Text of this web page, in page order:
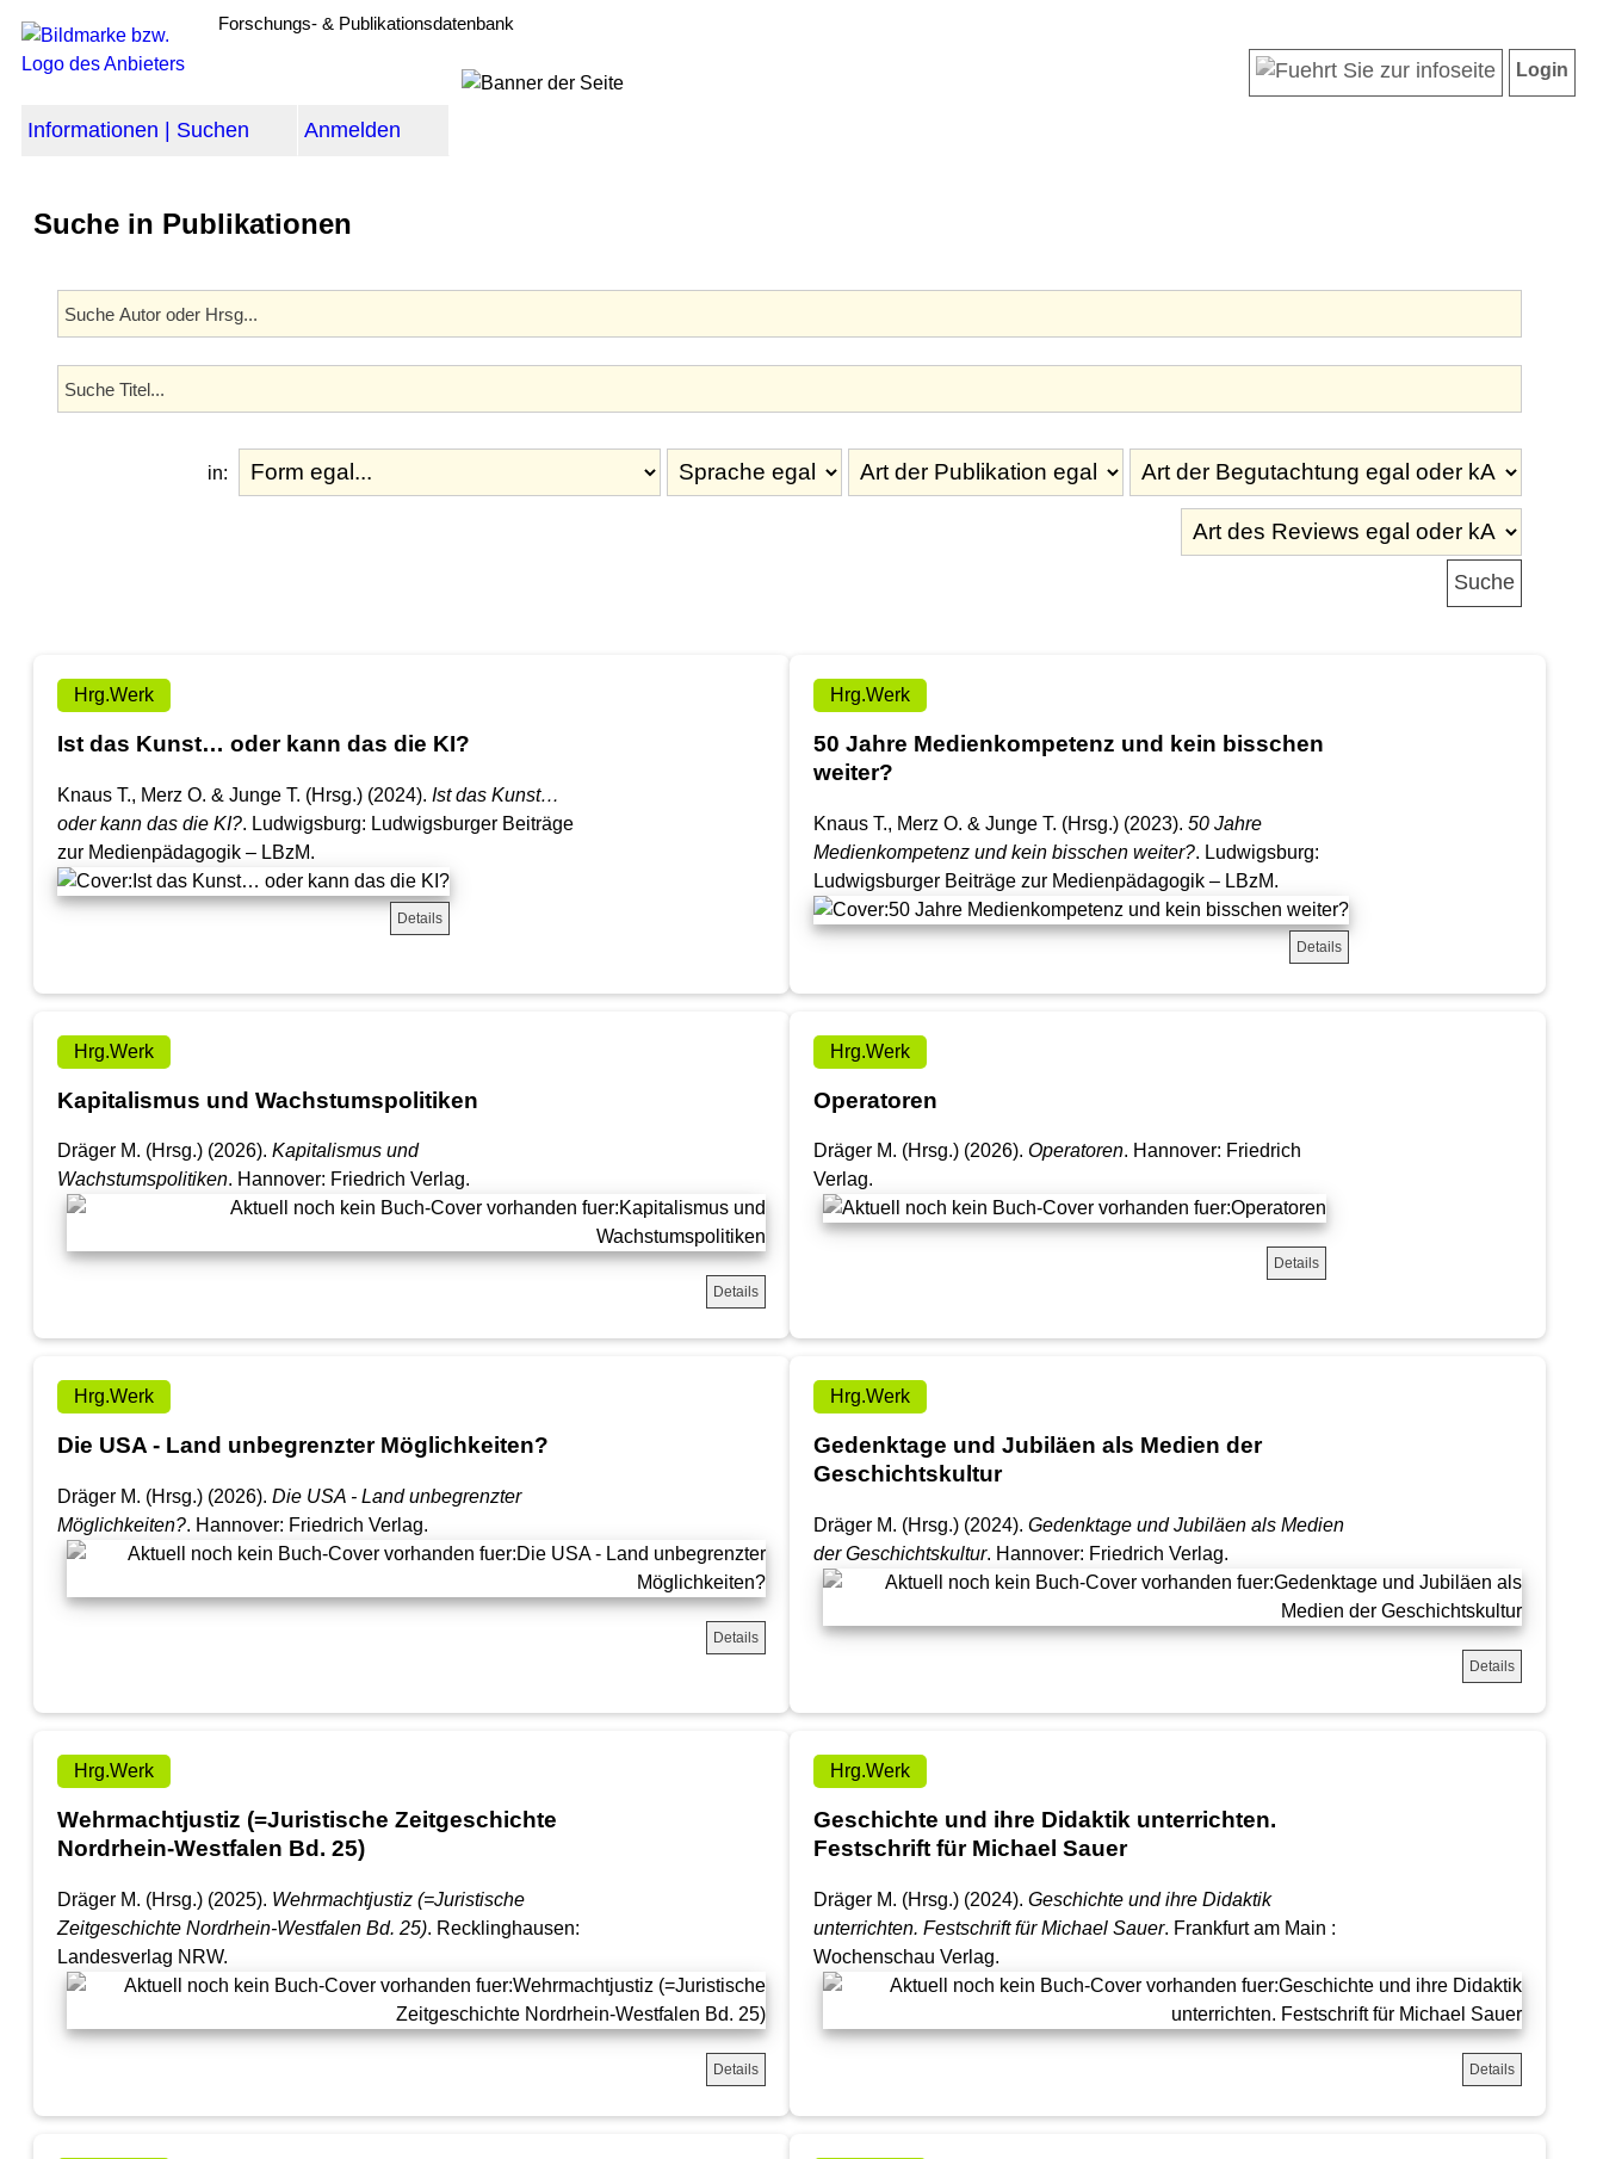
Forschungs- & Publikationsdatenbank
Informationen | Suchen Anmelden
Login
Suche in Publikationen
in:
Hrg.Werk
Ist das Kunst… oder kann das die KI?
Knaus T., Merz O. & Junge T. (Hrsg.) (2024). Ist das Kunst…
oder kann das die KI?. Ludwigsburg: Ludwigsburger Beiträge
zur Medienpädagogik – LBzM.
Details
Hrg.Werk
50 Jahre Medienkompetenz und kein bisschen
weiter?
Knaus T., Merz O. & Junge T. (Hrsg.) (2023). 50 Jahre
Medienkompetenz und kein bisschen weiter?. Ludwigsburg:
Ludwigsburger Beiträge zur Medienpädagogik – LBzM.
Details
Hrg.Werk
Kapitalismus und Wachstumspolitiken
Dräger M. (Hrsg.) (2026). Kapitalismus und
Wachstumspolitiken. Hannover: Friedrich Verlag.
Details
Hrg.Werk
Operatoren
Dräger M. (Hrsg.) (2026). Operatoren. Hannover: Friedrich
Verlag.
Details
Hrg.Werk
Die USA - Land unbegrenzter Möglichkeiten?
Dräger M. (Hrsg.) (2026). Die USA - Land unbegrenzter
Möglichkeiten?. Hannover: Friedrich Verlag.
Details
Hrg.Werk
Gedenktage und Jubiläen als Medien der
Geschichtskultur
Dräger M. (Hrsg.) (2024). Gedenktage und Jubiläen als Medien
der Geschichtskultur. Hannover: Friedrich Verlag.
Details
Hrg.Werk
Wehrmachtjustiz (=Juristische Zeitgeschichte
Nordrhein-Westfalen Bd. 25)
Dräger M. (Hrsg.) (2025). Wehrmachtjustiz (=Juristische
Zeitgeschichte Nordrhein-Westfalen Bd. 25). Recklinghausen:
Landesverlag NRW.
Details
Hrg.Werk
Geschichte und ihre Didaktik unterrichten.
Festschrift für Michael Sauer
Dräger M. (Hrsg.) (2024). Geschichte und ihre Didaktik
unterrichten. Festschrift für Michael Sauer. Frankfurt am Main :
Wochenschau Verlag.
Details